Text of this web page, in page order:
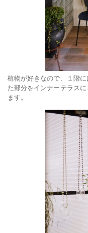
植物が好きなので、１階
た部分をインナーテラス
ます。